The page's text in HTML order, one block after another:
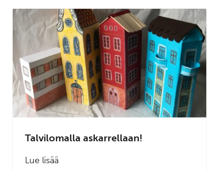
Talvilomalla askarrellaan!
Lue lisää